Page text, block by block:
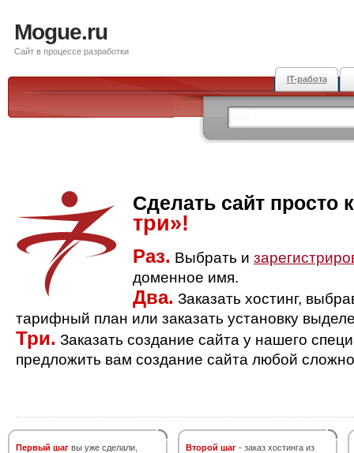
Mogue.ru
Сайт в процессе разработки
IT-работа
Сделать сайт просто
три»!
Раз. Выбрать и
доменное имя.
Два. Заказать хостинг,
тарифный план или заказать установку
Три. Заказать создание сайта у нашего
предложить вам создание сайта любой
Первый шаг вы уже сделали,
Второй шаг - заказ хостинга из